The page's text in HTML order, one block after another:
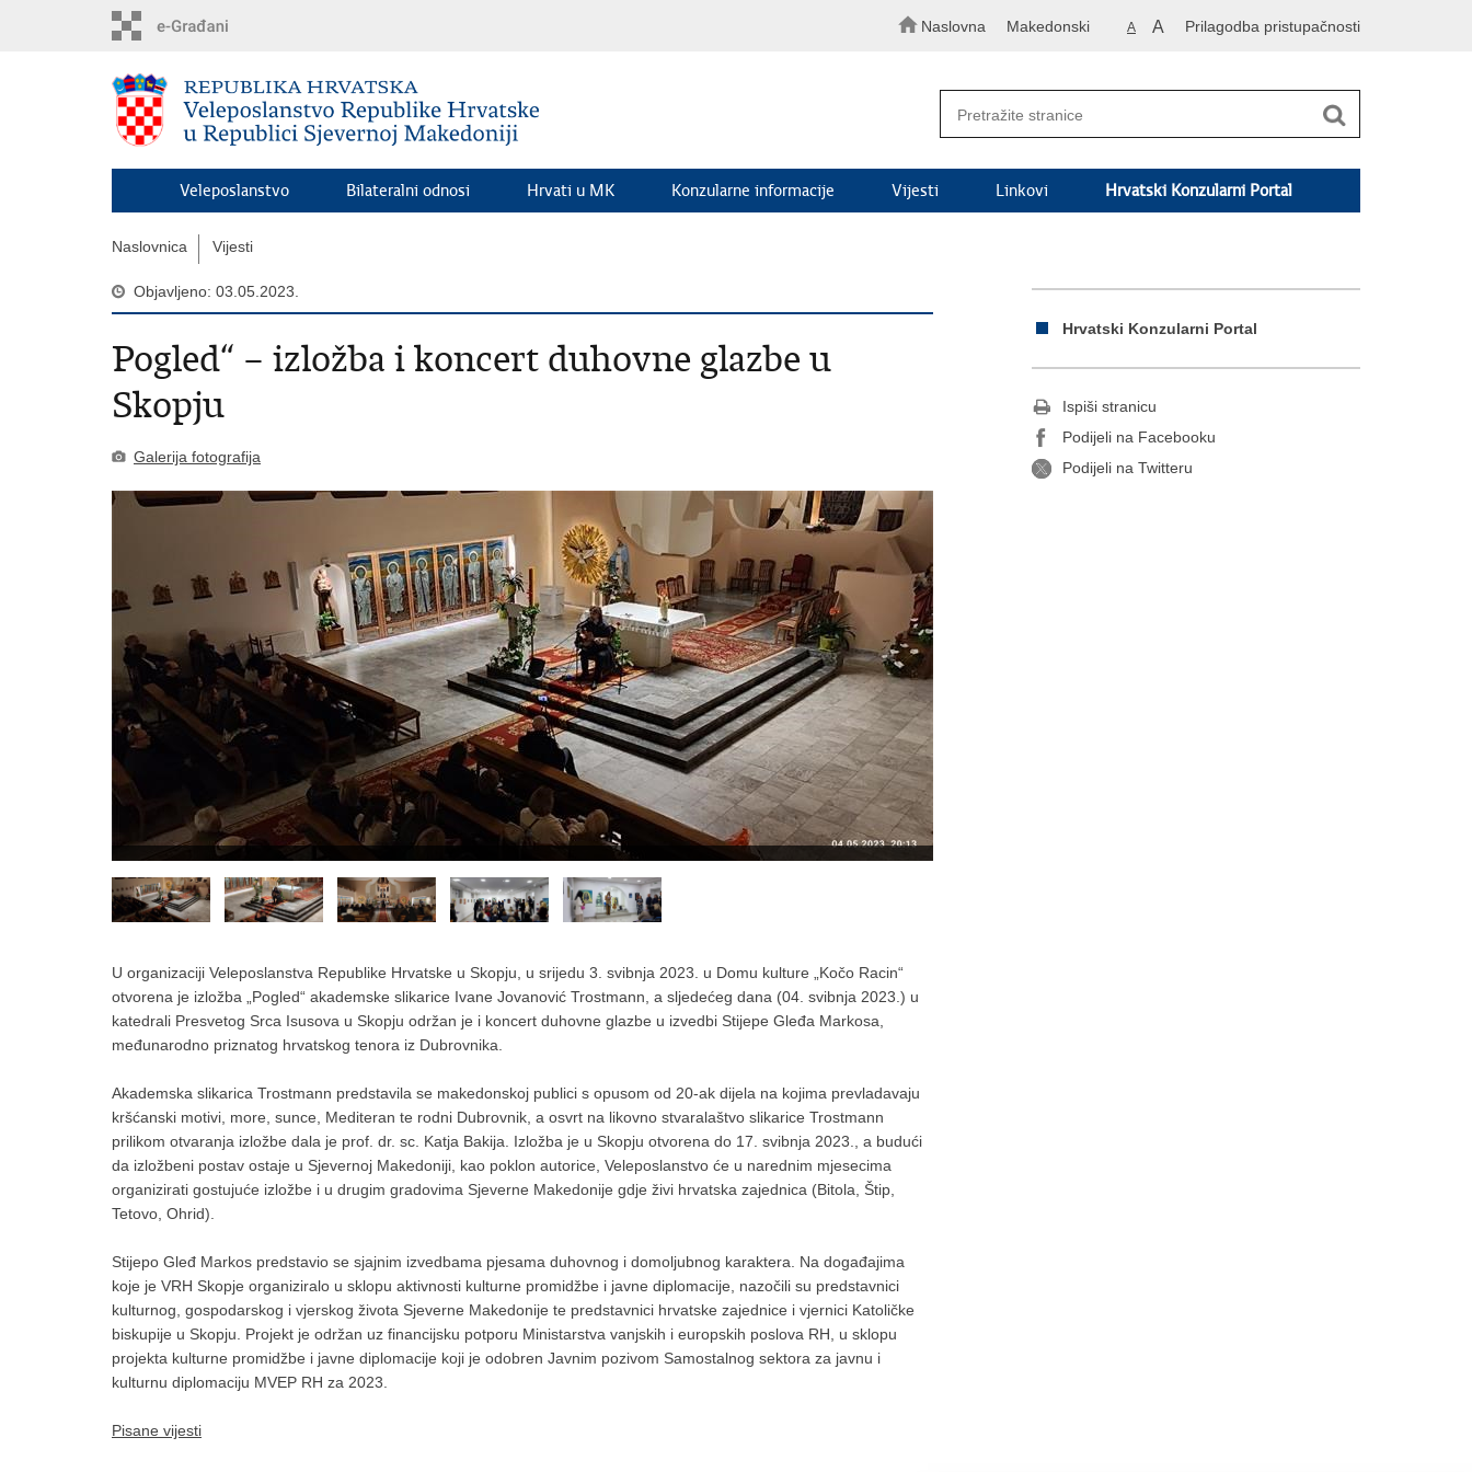
Naslovna Makedonski A A Prilagodba pristupačnosti
Veleposlanstvo Bilateralni odnosi Hrvati u MK Konzularne informacije Vijesti Linkovi Hrvatski Konzularni Portal
Naslovnica Vijesti
Objavljeno: 03.05.2023.
Pogled“ – izložba i koncert duhovne glazbe u
Skopju
Galerija fotografija
U organizaciji Veleposlanstva Republike Hrvatske u Skopju, u srijedu 3. svibnja 2023. u Domu kulture „Kočo Racin“
otvorena je izložba „Pogled“ akademske slikarice Ivane Jovanović Trostmann, a sljedećeg dana (04. svibnja 2023.) u
katedrali Presvetog Srca Isusova u Skopju održan je i koncert duhovne glazbe u izvedbi Stijepe Gleđa Markosa,
međunarodno priznatog hrvatskog tenora iz Dubrovnika.
Akademska slikarica Trostmann predstavila se makedonskoj publici s opusom od 20-ak dijela na kojima prevladavaju
kršćanski motivi, more, sunce, Mediteran te rodni Dubrovnik, a osvrt na likovno stvaralaštvo slikarice Trostmann
prilikom otvaranja izložbe dala je prof. dr. sc. Katja Bakija. Izložba je u Skopju otvorena do 17. svibnja 2023., a budući
da izložbeni postav ostaje u Sjevernoj Makedoniji, kao poklon autorice, Veleposlanstvo će u narednim mjesecima
organizirati gostujuće izložbe i u drugim gradovima Sjeverne Makedonije gdje živi hrvatska zajednica (Bitola, Štip,
Tetovo, Ohrid).
Stijepo Gleđ Markos predstavio se sjajnim izvedbama pjesama duhovnog i domoljubnog karaktera. Na događajima
koje je VRH Skopje organiziralo u sklopu aktivnosti kulturne promidžbe i javne diplomacije, nazočili su predstavnici
kulturnog, gospodarskog i vjerskog života Sjeverne Makedonije te predstavnici hrvatske zajednice i vjernici Katoličke
biskupije u Skopju. Projekt je održan uz financijsku potporu Ministarstva vanjskih i europskih poslova RH, u sklopu
projekta kulturne promidžbe i javne diplomacije koji je odobren Javnim pozivom Samostalnog sektora za javnu i
kulturnu diplomaciju MVEP RH za 2023.
Pisane vijesti
Hrvatski Konzularni Portal
Ispiši stranicu
Podijeli na Facebooku
Podijeli na Twitteru